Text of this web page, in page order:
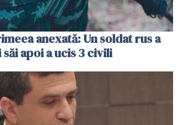
anexată: Un soldat rus a
apoi a ucis 3 civili